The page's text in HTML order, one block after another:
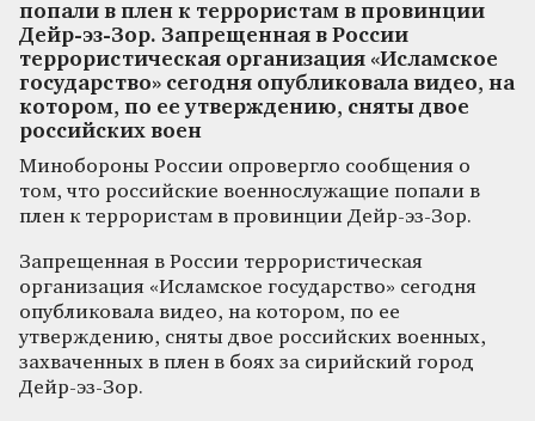
попали в плен к террористам в провинции
Дейр-эз-Зор. Запрещенная в России
террористическая организация «Исламское
государство» сегодня опубликовала видео, на
котором, по ее утверждению, сняты двое
российских воен
Минобороны России опровергло сообщения о
том, что российские военнослужащие попали в
плен к террористам в провинции Дейр-эз-Зор.
Запрещенная в России террористическая
организация «Исламское государство» сегодня
опубликовала видео, на котором, по ее
утверждению, сняты двое российских военных,
захваченных в плен в боях за сирийский город
Дейр-эз-Зор.